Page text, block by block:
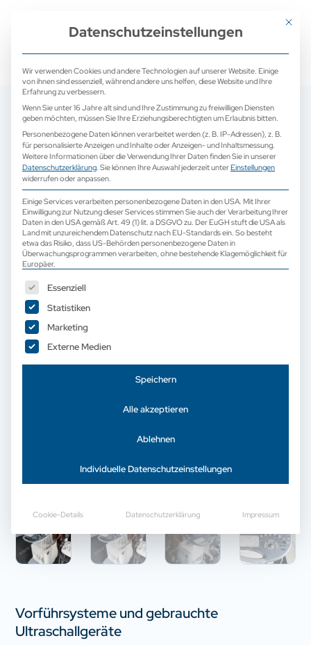
Vorführsysteme und gebrauchte
Ultraschallgeräte
Mit
Datenschutzeinstellungen
Wir verwenden Cookies und andere Technologien auf unserer Website. Einige
von ihnen sind essenziell, während andere uns helfen, diese Website und Ihre
Erfahrung zu verbessern.
Wenn Sie unter 16 Jahre alt sind und Ihre Zustimmung zu freiwilligen Diensten
geben möchten, müssen Sie Ihre Erziehungsberechtigten um Erlaubnis bitten.
Personenbezogene Daten können verarbeitet werden (z. B. IP-Adressen), z. B.
für personalisierte Anzeigen und Inhalte oder Anzeigen- und Inhaltsmessung.
Weitere Informationen über die Verwendung Ihrer Daten finden Sie in unserer
Datenschutzerklärung. Sie können Ihre Auswahl jederzeit unterEinstellungen
widerrufen oder anpassen.
Einige Services verarbeiten personenbezogene Daten in den USA. Mit Ihrer
Einwilligung zur Nutzung dieser Services stimmen Sie auch der Verarbeitung Ihrer
Daten in den USA gemäß Art. 49 (1) lit. a DSGVO zu. Der EuGH stuft die USA als
Land mit unzureichendem Datenschutz nach EU-Standards ein. So besteht
etwa das Risiko, dass US-Behörden personenbezogene Daten in
Überwachungsprogrammen verarbeiten, ohne bestehende Klagemöglichkeit für
Europäer.
Es folgt eine Liste der Service-Gruppen, für die eine
Essenziell
Statistiken
Marketing
Externe Medien
Speichern
Alle akzeptieren
Ablehnen
Individuelle Datenschutzeinstellungen
Cookie-Details Datenschutzerklärung Impressum